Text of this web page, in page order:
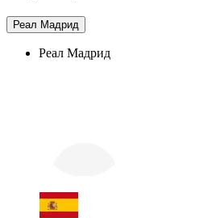
Реал Мадрид
Реал Мадрид